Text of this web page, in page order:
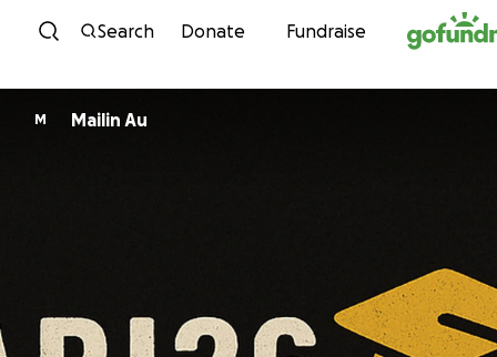
Skip to content
Search Donate Fundraise
M Mailin Au